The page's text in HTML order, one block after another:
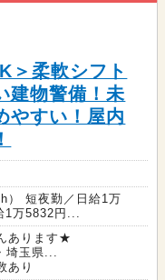
＞柔軟シフト
建物警備！未
やすい！屋内
） 短夜勤／日給1万
1万5832円...
あります★
埼玉県...
あり